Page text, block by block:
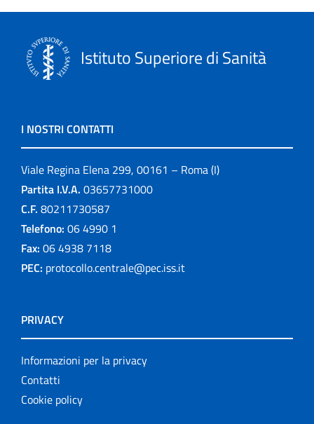
Istituto Superiore di Sanità
I NOSTRI CONTATTI
Viale Regina Elena 299, 00161 – Roma (I)
Partita I.V.A. 03657731000
C.F. 80211730587
Telefono: 06 4990 1
Fax: 06 4938 7118
PEC: protocollo.centrale@pec.iss.it
PRIVACY
Informazioni per la privacy
Contatti
Cookie policy